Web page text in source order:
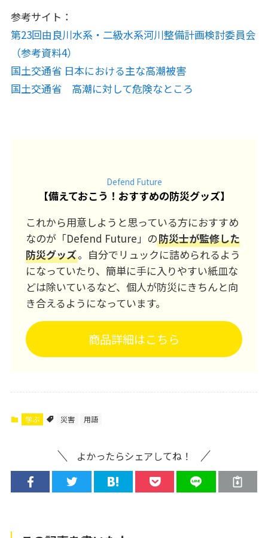
参考サイト：
第23回由良川水系・二級水系河川整備計画検討委員会
（参考資料4）
国土交通省 日本における主な高潮被害
国土交通省 高潮に対して危険なところ
Defend Future
【備えておこう！おすすめの防災グッズ】
これから用意しようと思っている方におすすめ
なのが「Defend Future」の防災士が監修した
防災グッズ。自分でリュックに詰められるよう
になっていたり、簡単に手に入りやすい紙皿な
どは除いているなど、個人が防災にきちんと向
き合えるようになっています。
商品詳細はこちら
学ぶ 災害 用語
よかったらシェアしてね！